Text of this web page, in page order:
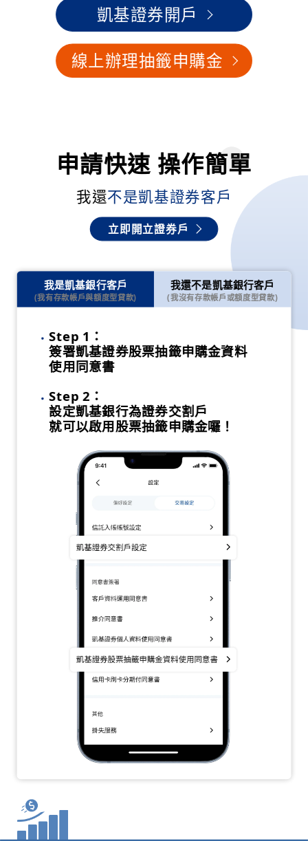
STEP1
執行貸款預約動用
中籤時
交割款退款後系統自動還款，股票抽籤申購金額度
立即歸還！
凱基證券開戶
線上辦理抽籤申購金
申請快速 操作簡單
我還不是凱基證券客戶
立即開立證券戶
我是凱基銀行客戶
(我有存款帳戶與額度型貸款)
我還不是凱基銀行客戶
(我沒有存款帳戶或額度型貸款)
Step 1：
簽署凱基證券股票抽籤申購金資料
使用同意書
Step 2：
設定凱基銀行為證券交割戶
就可以啟用股票抽籤申購金囉！